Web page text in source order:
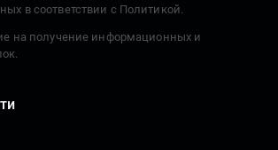
в соответствии с Политикой.
на получение информационных и